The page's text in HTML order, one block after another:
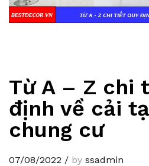
Từ A – Z chi
định về cải
chung cư
07/08/2022 / by ssadmin